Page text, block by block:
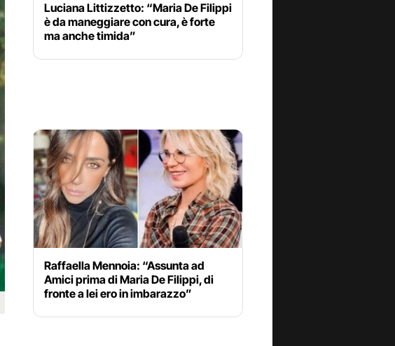
Luciana Littizzetto: “Maria De Filippi
è da maneggiare con cura, è forte
ma anche timida”
Raffaella Mennoia: “Assunta ad
Amici prima di Maria De Filippi, di
fronte a lei ero in imbarazzo”